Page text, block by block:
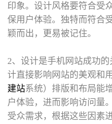
印象。设计风格要符合受
保用户体验。独特而符合
颖而出，更易被记住。
2、设计是手机网站成功
计直接影响网站的美观和
建站系统）排版和布局能
户体验，进而影响访问量
受众需求，根据这些因素